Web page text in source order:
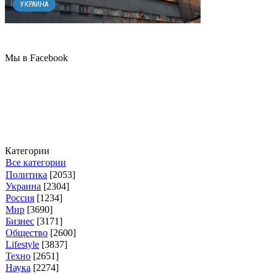
УКРАИНА
Мы в Facebook
Категории
Все категории
Политика [2053]
Украина [2304]
Россия [1234]
Мир [3690]
Бизнес [3171]
Общество [2600]
Lifestyle [3837]
Техно [2651]
Наука [2274]